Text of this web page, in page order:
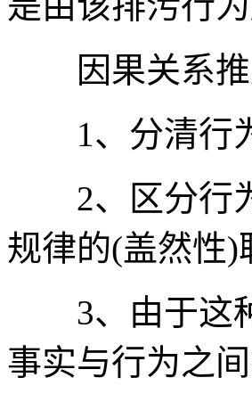
因果关系推
1、分清行为
2、区分行为
规律的(盖然性)
3、由于这种
事实与行为之